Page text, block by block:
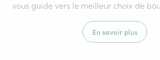
vous guide vers le meilleur choix de
En savoir plus